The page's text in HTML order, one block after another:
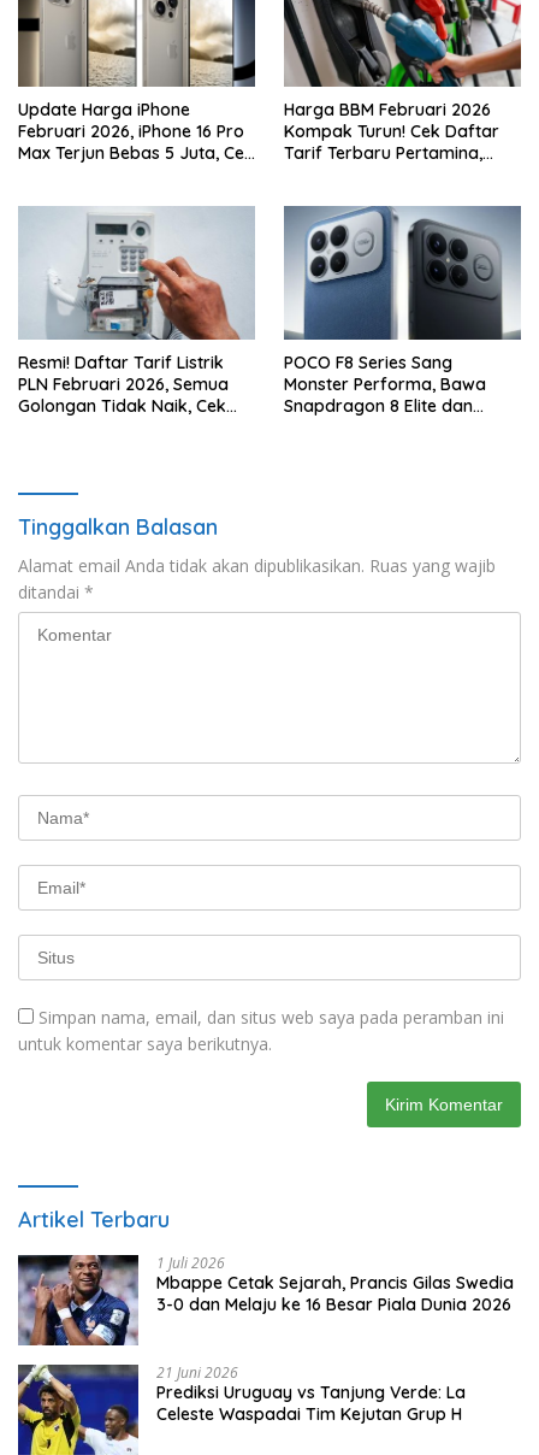
Update Harga iPhone
Februari 2026, iPhone 16 Pro
Max Terjun Bebas 5 Juta, Cek
Harga BBM Februari 2026
Kompak Turun! Cek Daftar
Tarif Terbaru Pertamina,
Resmi! Daftar Tarif Listrik
PLN Februari 2026, Semua
Golongan Tidak Naik, Cek
POCO F8 Series Sang
Monster Performa, Bawa
Snapdragon 8 Elite dan
Tinggalkan Balasan
Alamat email Anda tidak akan dipublikasikan. Ruas yang wajib
ditandai *
Simpan nama, email, dan situs web saya pada peramban ini
untuk komentar saya berikutnya.
Artikel Terbaru
1 Juli 2026
Mbappe Cetak Sejarah, Prancis Gilas Swedia
3-0 dan Melaju ke 16 Besar Piala Dunia 2026
21 Juni 2026
Prediksi Uruguay vs Tanjung Verde: La
Celeste Waspadai Tim Kejutan Grup H